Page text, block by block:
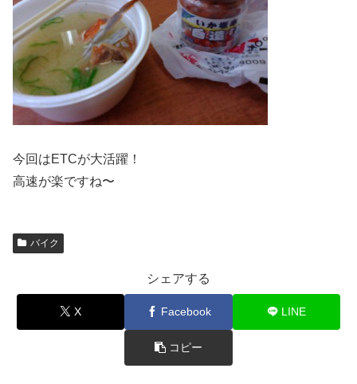
今回はETCが大活躍！
高速が楽ですね〜
バイク
シェアする
X Facebook LINE
コピー